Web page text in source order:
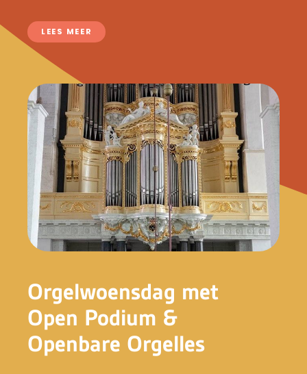
LEES MEER
Orgelwoensdag met
Open Podium &
Openbare Orgelles